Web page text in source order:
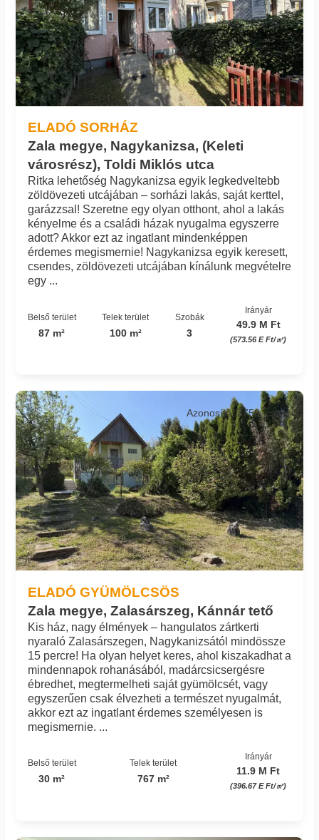
ELADÓ SORHÁZ
Zala megye, Nagykanizsa, (Keleti
városrész), Toldi Miklós utca
Ritka lehetőség Nagykanizsa egyik legkedveltebb
zöldövezeti utcájában – sorházi lakás, saját kerttel,
garázzsal! Szeretne egy olyan otthont, ahol a lakás
kényelme és a családi házak nyugalma egyszerre
adott? Akkor ezt az ingatlant mindenképpen
érdemes megismernie! Nagykanizsa egyik keresett,
csendes, zöldövezeti utcájában kínálunk megvételre
egy ...
Belső terület
87 m²
Telek terület
100 m²
Szobák
3
Irányár
49.9 M Ft
(573.56 E Ft/㎡)
ELADÓ GYÜMÖLCSÖS
Zala megye, Zalasárszeg, Kánnár tető
Azonosító: 3758_csaszi
Kis ház, nagy élmények – hangulatos zártkerti
nyaraló Zalasárszegen, Nagykanizsától mindössze
15 percre! Ha olyan helyet keres, ahol kiszakadhat a
mindennapok rohanásából, madárcsicsergésre
ébredhet, megtermelheti saját gyümölcsét, vagy
egyszerűen csak élvezheti a természet nyugalmát,
akkor ezt az ingatlant érdemes személyesen is
megismernie. ...
Belső terület
30 m²
Telek terület
767 m²
Irányár
11.9 M Ft
(396.67 E Ft/㎡)